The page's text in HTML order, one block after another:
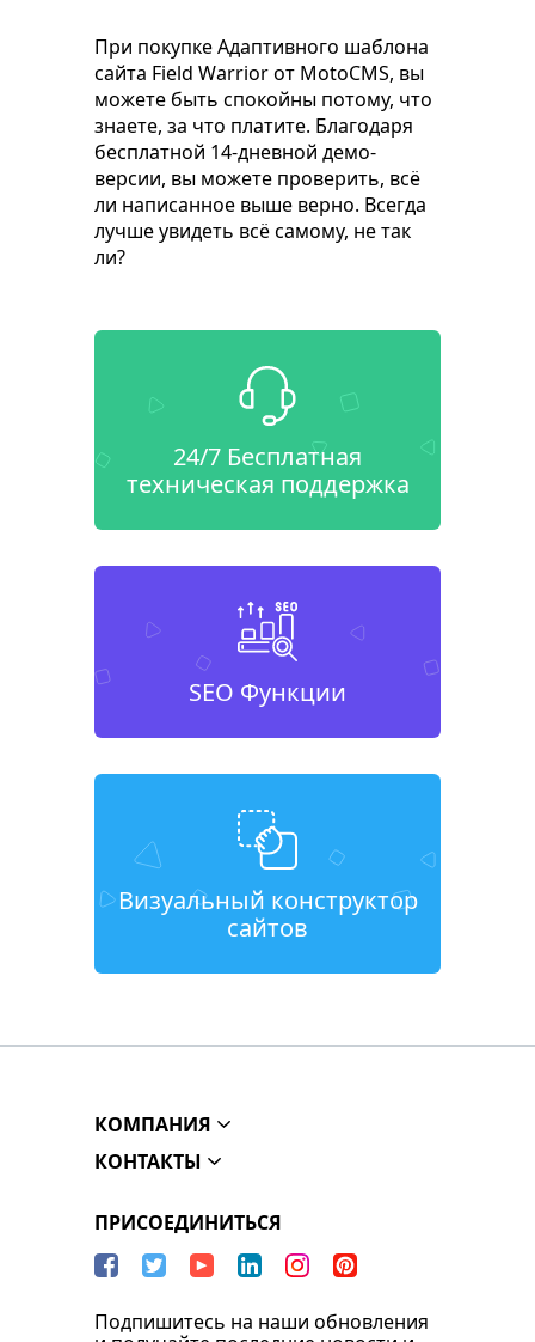
При покупке Адаптивного шаблона
сайта Field Warrior от MotoCMS, вы
можете быть спокойны потому, что
знаете, за что платите. Благодаря
бесплатной 14-дневной демо-
версии, вы можете проверить, всё
ли написанное выше верно. Всегда
лучше увидеть всё самому, не так
ли?
24/7 Бесплатная
техническая поддержка
SEO Функции
Визуальный конструктор
сайтов
КОМПАНИЯ
КОНТАКТЫ
ПРИСОЕДИНИТЬСЯ
Подпишитесь на наши обновления